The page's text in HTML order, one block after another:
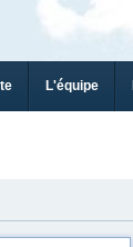
L'équipe